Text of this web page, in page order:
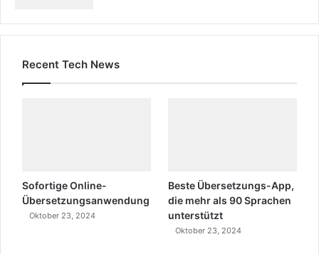
Recent Tech News
Sofortige Online-
Übersetzungsanwendung
Oktober 23, 2024
Beste Übersetzungs-App,
die mehr als 90 Sprachen
unterstützt
Oktober 23, 2024